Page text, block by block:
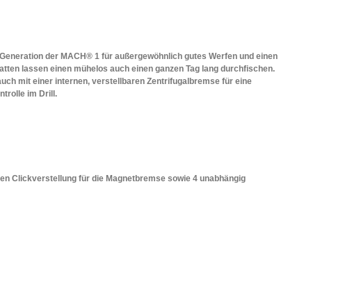
der MACH® 1 für außergewöhnlich gutes Werfen und einen
lassen einen mühelos auch einen ganzen Tag lang durchfischen.
mit einer internen, verstellbaren Zentrifugalbremse für eine
im Drill.
Clickverstellung für die Magnetbremse sowie 4 unabhängig